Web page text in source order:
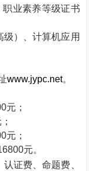
职业素养等级证书
）、计算机应用
www.jypc.net。
元；
元；
元。
证费、命题费、